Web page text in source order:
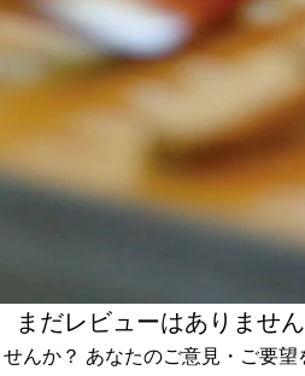
まだレビューはありません
んか？ あなたのご意見・ご要望